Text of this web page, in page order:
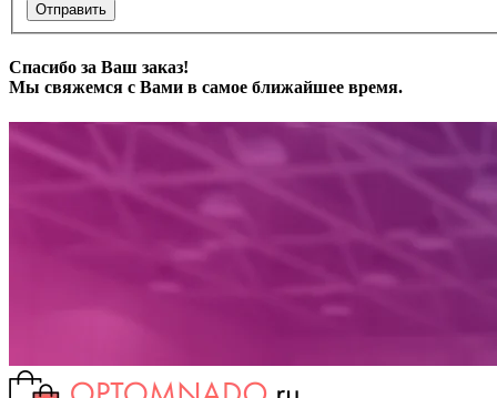
Отправить
Спасибо за Ваш заказ!
Мы свяжемся с Вами в самое ближайшее время.